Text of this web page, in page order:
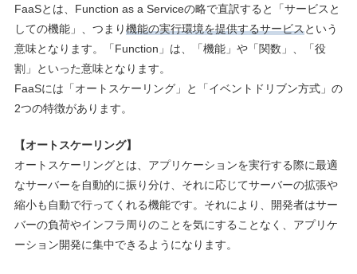
FaaSとは、Function as a Serviceの略で直訳すると「サービスと
しての機能」、つまり機能の実行環境を提供するサービスという
意味となります。「Function」は、「機能」や「関数」、「役
割」といった意味となります。
FaaSには「オートスケーリング」と「イベントドリブン方式」の
2つの特徴があります。
【オートスケーリング】
オートスケーリングとは、アプリケーションを実行する際に最適
なサーバーを自動的に振り分け、それに応じてサーバーの拡張や
縮小も自動で行ってくれる機能です。それにより、開発者はサー
バーの負荷やインフラ周りのことを気にすることなく、アプリケ
ーション開発に集中できるようになります。